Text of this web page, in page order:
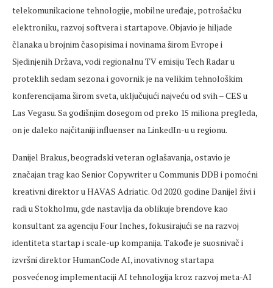
telekomunikacione tehnologije, mobilne uređaje, potrošačku
elektroniku, razvoj softvera i startapove. Objavio je hiljade
članaka u brojnim časopisima i novinama širom Evrope i
Sjedinjenih Država, vodi regionalnu TV emisiju Tech Radar u
proteklih sedam sezona i govornik je na velikim tehnološkim
konferencijama širom sveta, uključujući najveću od svih – CES u
Las Vegasu. Sa godišnjim dosegom od preko 15 miliona pregleda,
on je daleko najčitaniji influenser na LinkedIn-u u regionu.
Danijel Brakus, beogradski veteran oglašavanja, ostavio je
značajan trag kao Senior Copywriter u Communis DDB i pomoćni
kreativni direktor u HAVAS Adriatic. Od 2020. godine Danijel živi i
radi u Stokholmu, gde nastavlja da oblikuje brendove kao
konsultant za agenciju Four Inches, fokusirajući se na razvoj
identiteta startap i scale-up kompanija. Takođe je suosnivač i
izvršni direktor HumanCode AI, inovativnog startapa
posvećenog implementaciji AI tehnologija kroz razvoj meta-AI